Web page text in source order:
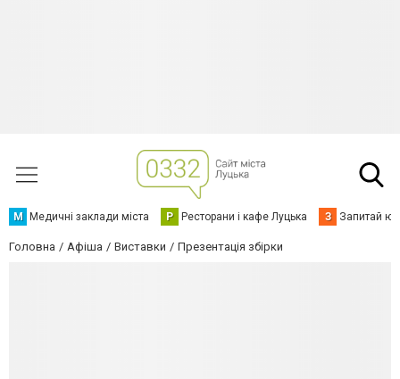
М Медичні заклади міста Р Ресторани і кафе Луцька З Запитай
Головна Афіша Виставки Презентація збірки